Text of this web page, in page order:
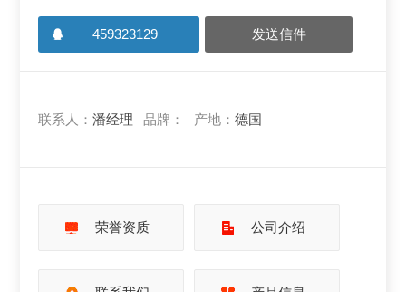
459323129 发送信件
联系人：潘经理 品牌： 产地：德国
荣誉资质 公司介绍